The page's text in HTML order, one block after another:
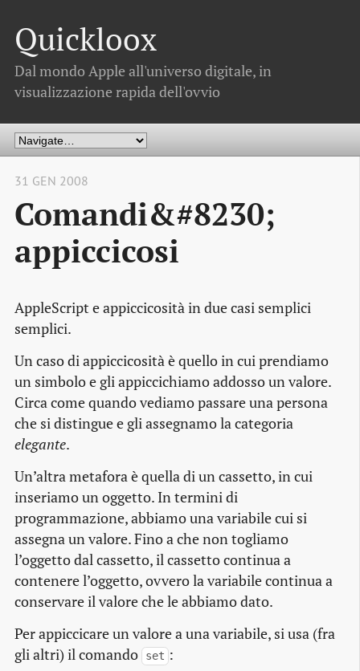
Quickloox
Dal mondo Apple all'universo digitale, in
visualizzazione rapida dell'ovvio
31 GEN 2008
Comandi&#8230;
appiccicosi
AppleScript e appiccicosità in due casi semplici
semplici.
Un caso di appiccicosità è quello in cui prendiamo
un simbolo e gli appiccichiamo addosso un valore.
Circa come quando vediamo passare una persona
che si distingue e gli assegnamo la categoria
elegante.
Un’altra metafora è quella di un cassetto, in cui
inseriamo un oggetto. In termini di
programmazione, abbiamo una variabile cui si
assegna un valore. Fino a che non togliamo
l’oggetto dal cassetto, il cassetto continua a
contenere l’oggetto, ovvero la variabile continua a
conservare il valore che le abbiamo dato.
Per appiccicare un valore a una variabile, si usa (fra
gli altri) il comando
set :